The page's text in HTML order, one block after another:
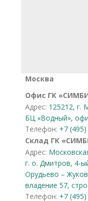
Москва
Офис ГК
Адрес: 125212, г.
БЦ «Водный»,
Телефон: +7
Склад ГК
Адрес:
г. о. Дмитров, 4-
Орудьево –
владение 57,
Телефон: +7